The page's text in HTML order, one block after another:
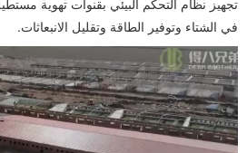
في الشتاء وتوفير الطاقة وتقليل الانبعاثات.